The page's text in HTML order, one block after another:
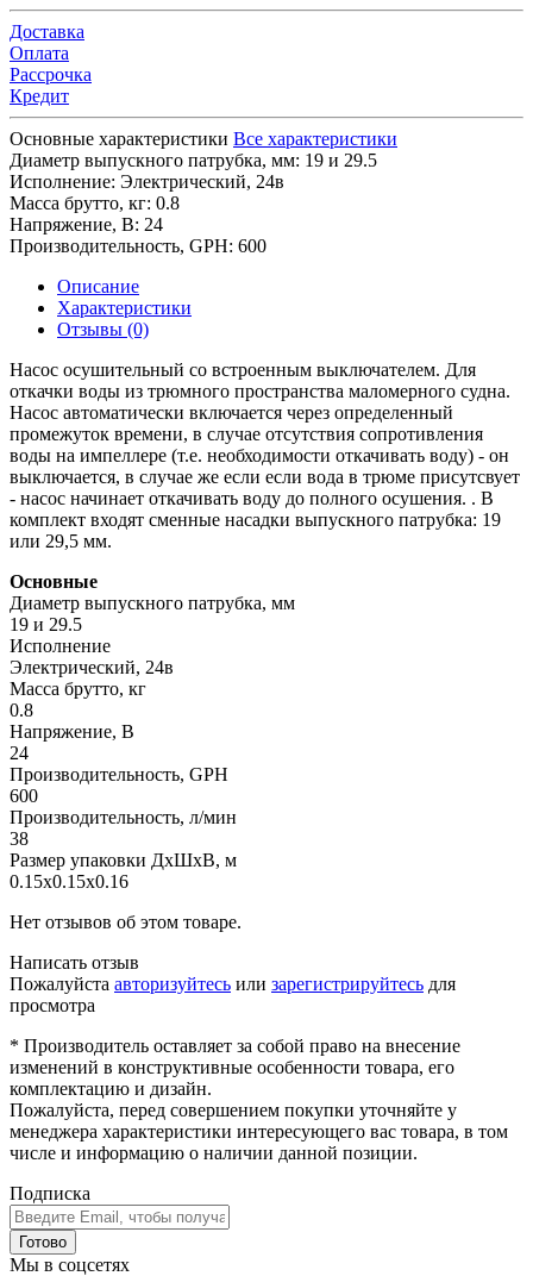
Доставка
Оплата
Рассрочка
Кредит
Основные характеристики Все характеристики
Диаметр выпускного патрубка, мм: 19 и 29.5
Исполнение: Электрический, 24в
Масса брутто, кг: 0.8
Напряжение, В: 24
Производительность, GPH: 600
Описание
Характеристики
Отзывы (0)
Насос осушительный со встроенным выключателем. Для
откачки воды из трюмного пространства маломерного судна.
Насос автоматически включается через определенный
промежуток времени, в случае отсутствия сопротивления
воды на импеллере (т.е. необходимости откачивать воду) - он
выключается, в случае же если если вода в трюме присутсвует
- насос начинает откачивать воду до полного осушения. . В
комплект входят сменные насадки выпускного патрубка: 19
или 29,5 мм.
Основные
Диаметр выпускного патрубка, мм
19 и 29.5
Исполнение
Электрический, 24в
Масса брутто, кг
0.8
Напряжение, В
24
Производительность, GPH
600
Производительность, л/мин
38
Размер упаковки ДхШхВ, м
0.15x0.15x0.16
Нет отзывов об этом товаре.
Написать отзыв
Пожалуйста авторизуйтесь или зарегистрируйтесь для
просмотра
* Производитель оставляет за собой право на внесение
изменений в конструктивные особенности товара, его
комплектацию и дизайн.
Пожалуйста, перед совершением покупки уточняйте у
менеджера характеристики интересующего вас товара, в том
числе и информацию о наличии данной позиции.
Подписка
Готово
Мы в соцсетях